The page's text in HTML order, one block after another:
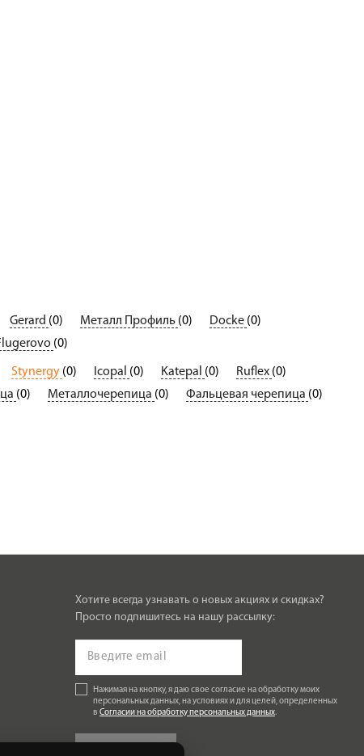
Gerard (0) Металл Профиль (0) Docke (0)
(0)
Stynergy (0) Icopal (0) Katepal (0) Ruflex (0)
(0) Металлочерепица (0) Фальцевая черепица (0)
Хотите всегда узнавать о новых акциях и скидках?
Просто подпишитесь на нашу рассылку:
Нажимая на кнопку, я даю свое согласие на обработку моих
персональных данных, на условиях и для целей, определенных
в Согласии на обработку персональных данных.